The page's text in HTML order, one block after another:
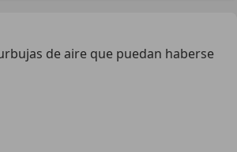
de aire que puedan haberse